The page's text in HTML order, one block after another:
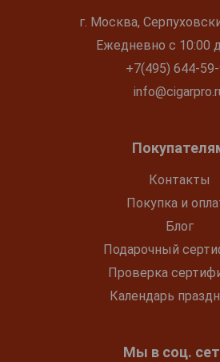
г. Москва,
Ежедневно с 10:00
+7(495) 644-
Контакты
Покупка и
Блог
Подарочный
Проверка
Календарь
Мы в соц.